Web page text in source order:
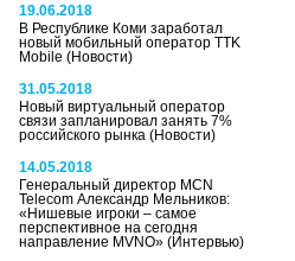
19.06.2018
В Республике Коми заработал
новый мобильный оператор TTK
Mobile(Новости)
31.05.2018
Новый виртуальный оператор
связи запланировал занять 7%
российского рынка(Новости)
14.05.2018
Генеральный директор MCN
Telecom Александр Мельников:
«Нишевые игроки – самое
перспективное на сегодня
направление MVNO»(Интервью)